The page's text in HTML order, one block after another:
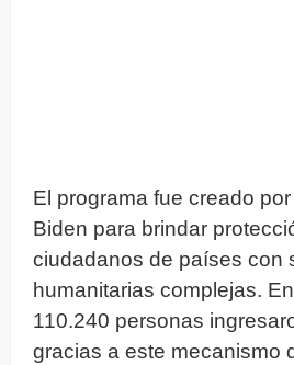
El programa fue creado
Biden para brindar
ciudadanos de países con
humanitarias complejas.
110.240 personas
gracias a este mecanismo